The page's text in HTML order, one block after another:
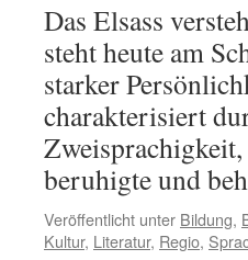
Das Elsass
steht heute am
starker
charakterisiert
beruhigte und
Veröffentlicht unter Bildung,
Kultur, Literatur, Regio,